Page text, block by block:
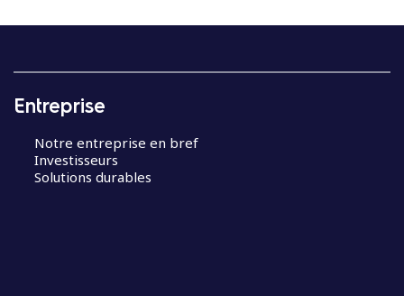
Entreprise
Notre entreprise en bref
Investisseurs
Solutions durables